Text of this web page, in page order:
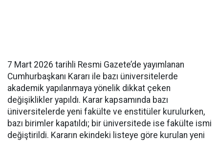
7 Mart 2026 tarihli Resmi Gazete’de yayımlanan
Cumhurbaşkanı Kararı ile bazı üniversitelerde
akademik yapılanmaya yönelik dikkat çeken
değişiklikler yapıldı. Karar kapsamında bazı
üniversitelerde yeni fakülte ve enstitüler kurulurken,
bazı birimler kapatıldı; bir üniversitede ise fakülte ismi
değiştirildi. Kararın ekindeki listeye göre kurulan yeni